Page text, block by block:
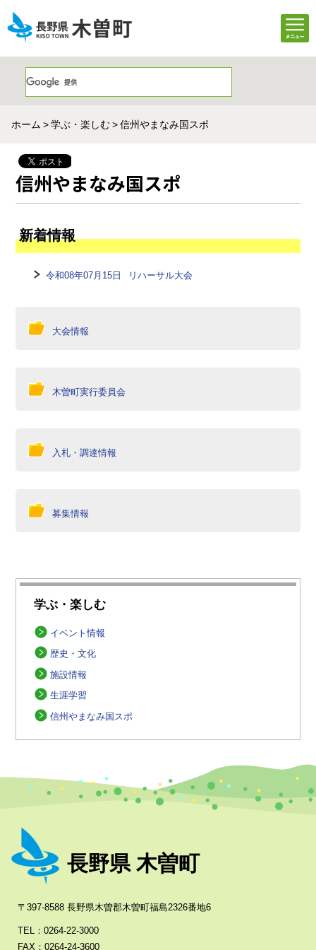
ホーム 学ぶ・楽しむ 信州やまなみ国スポ
学ぶ・楽しむ
イベント情報
歴史・文化
施設情報
生涯学習
信州やまなみ国スポ
信州やまなみ国スポ
新着情報
令和08年07月15日 リハーサル大会
大会情報
木曽町実行委員会
入札・調達情報
募集情報
長野県 木曽町
〒397-8588 長野県木曽郡木曽町福島2326番地6
TEL：0264-22-3000
FAX：0264-24-3600